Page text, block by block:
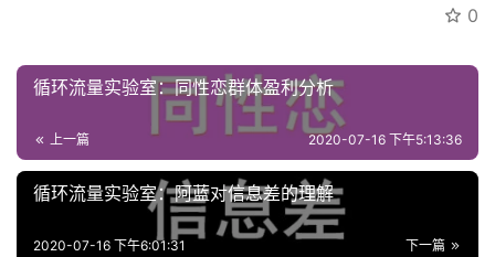
0
循环流量实验室：同性恋群体盈利分析
上一篇 2020-07-16 下午5:13:36
循环流量实验室：阿蓝对信息差的理解
下一篇
2020-07-16 下午6:01:31